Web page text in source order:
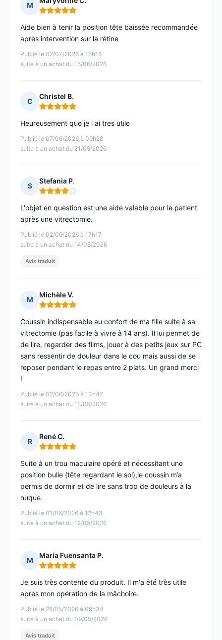
M
Note : 5 sur 5
Publié le 02/07/2026 à 15h16
suite à un achat du 15/06/2026
Aide bien à tenir la position tête baissée recommandée
après intervention sur la rétine
C
Christel B.
Note : 5 sur 5
Publié le 07/06/2026 à 09h28
suite à un achat du 21/05/2026
Heureusement que je l ai tres utile
S
Stefania P.
Note : 4 sur 5
Publié le 02/06/2026 à 17h17
suite à un achat du 14/05/2026
L'objet en question est une aide valable pour le patient
après une vitrectomie.
Avis traduit
M
Michèle V.
Note : 5 sur 5
Publié le 02/06/2026 à 13h47
suite à un achat du 18/05/2026
Coussin indispensable au confort de ma fille suite à sa
vitrectomie (pas facile à vivre à 14 ans). Il lui permet de
de lire, regarder des films, jouer à des petits jeux sur PC
sans ressentir de douleur dans le cou mais aussi de se
reposer pendant le repas entre 2 plats. Un grand merci
!
R
René C.
Note : 5 sur 5
Publié le 01/06/2026 à 12h43
suite à un achat du 12/05/2026
Suite à un trou maculaire opéré et nécessitant une
position bulle (tête regardant le sol),le coussin m’a
permis de dormir et de lire sans trop de douleurs à la
nuque.
M
María Fuensanta P.
Note : 5 sur 5
Publié le 28/05/2026 à 09h34
suite à un achat du 09/05/2026
Je suis très contente du produit. Il m'a été très utile
après mon opération de la mâchoire.
Avis traduit